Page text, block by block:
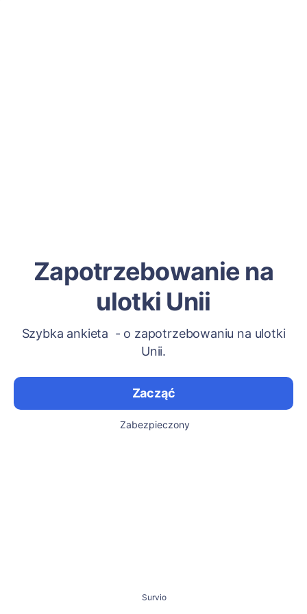
Zapotrzebowanie na
ulotki Unii
Szybka ankieta - o zapotrzebowaniu na ulotki
Unii.
Zacząć
Zabezpieczony
Survio